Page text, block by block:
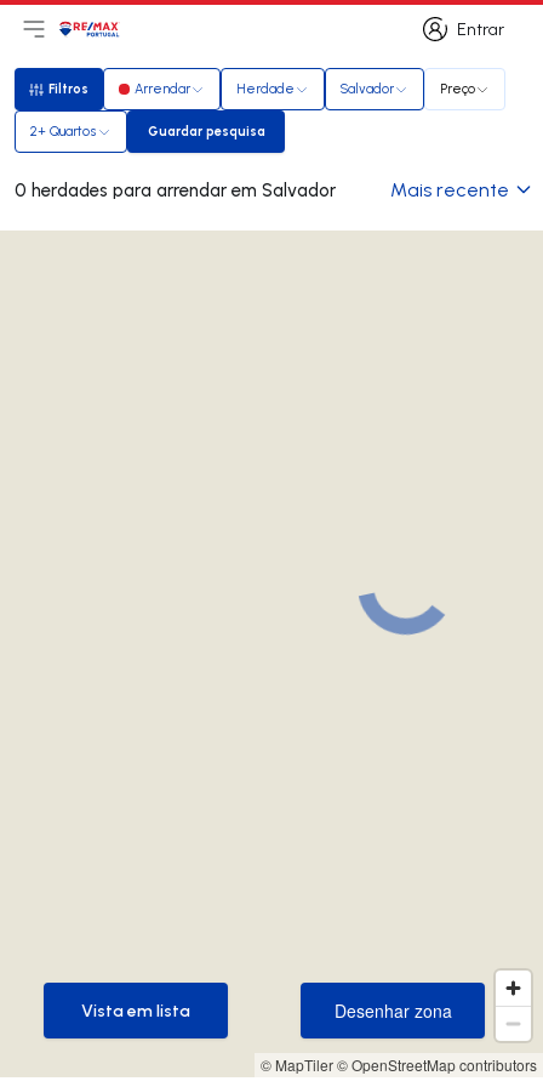
Entrar
Entrar
Abri menu principal
LogoIr para página inicial
Filtros
Filtros Arrendar Herdade Salvador Preço
2+ Quartos Guardar pesquisa
Guardar pesquisa
0 herdades para arrendar em Salvador Mais recente
© MapTiler© OpenStreetMap contributors
Desenhar zona
Desenhar zona
Vista em lista
Vista em lista